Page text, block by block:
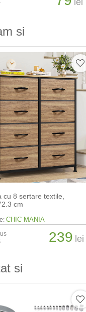
lei
si
cu 8 sertare textile,
cm
CHIC MANIA
239 lei
si